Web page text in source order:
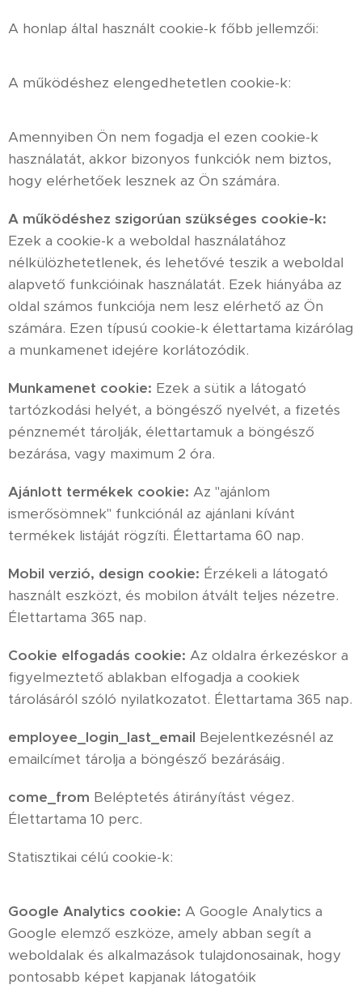
A honlap által használt cookie-k főbb jellemzői:
A működéshez elengedhetetlen cookie-k:
Amennyiben Ön nem fogadja el ezen cookie-k
használatát, akkor bizonyos funkciók nem biztos,
hogy elérhetőek lesznek az Ön számára.
A működéshez szigorúan szükséges cookie-k:
Ezek a cookie-k a weboldal használatához
nélkülözhetetlenek, és lehetővé teszik a weboldal
alapvető funkcióinak használatát. Ezek hiányába az
oldal számos funkciója nem lesz elérhető az Ön
számára. Ezen típusú cookie-k élettartama kizárólag
a munkamenet idejére korlátozódik.
Munkamenet cookie: Ezek a sütik a látogató
tartózkodási helyét, a böngésző nyelvét, a fizetés
pénznemét tárolják, élettartamuk a böngésző
bezárása, vagy maximum 2 óra.
Ajánlott termékek cookie: Az "ajánlom
ismerősömnek" funkciónál az ajánlani kívánt
termékek listáját rögzíti. Élettartama 60 nap.
Mobil verzió, design cookie: Érzékeli a látogató
használt eszközt, és mobilon átvált teljes nézetre.
Élettartama 365 nap.
Cookie elfogadás cookie: Az oldalra érkezéskor a
figyelmeztető ablakban elfogadja a cookiek
tárolásáról szóló nyilatkozatot. Élettartama 365 nap.
employee_login_last_email Bejelentkezésnél az
emailcímet tárolja a böngésző bezárásáig.
come_from Beléptetés átirányítást végez.
Élettartama 10 perc.
Statisztikai célú cookie-k:
Google Analytics cookie: A Google Analytics a
Google elemző eszköze, amely abban segít a
weboldalak és alkalmazások tulajdonosainak, hogy
pontosabb képet kapjanak látogatóik